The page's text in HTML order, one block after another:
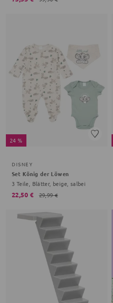
24 %
DISNEY
Set König der Löwen
3 Teile, Blätter, beige, salbei
22,50 € 29,99 €